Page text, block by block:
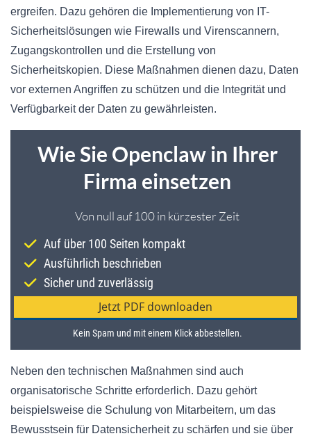
ergreifen. Dazu gehören die Implementierung von IT-
Sicherheitslösungen wie Firewalls und Virenscannern,
Zugangskontrollen und die Erstellung von
Sicherheitskopien. Diese Maßnahmen dienen dazu, Daten
vor externen Angriffen zu schützen und die Integrität und
Verfügbarkeit der Daten zu gewährleisten.
Neben den technischen Maßnahmen sind auch
organisatorische Schritte erforderlich. Dazu gehört
beispielsweise die Schulung von Mitarbeitern, um das
Bewusstsein für Datensicherheit zu schärfen und sie über